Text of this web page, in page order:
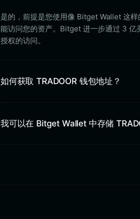
是的，前提是您使用像 Bitget Wallet 这
能访问您的资产。Bitget 进一步通过 3 亿
授权的访问。
如何获取 TRADOOR 钱包地址？
我可以在 Bitget Wallet 中存储